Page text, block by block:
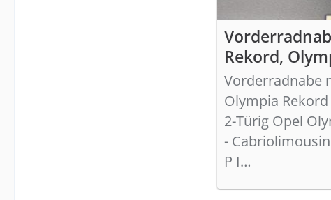
Rekord,
Vorderradnabe
Olympia
2-Türig Opel
-
P I…